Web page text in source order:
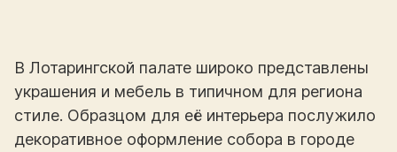
В Лотарингской палате широко представлены
украшения и мебель в типичном для региона
стиле. Образцом для её интерьера послужило
декоративное оформление собора в городе